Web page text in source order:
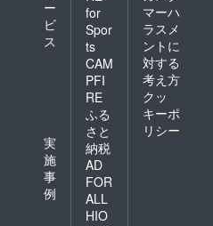
の限定
公開の
URL、
お手紙
の内容
を無断
で転
載・公
開する
ことは
ー
ビ
ス
実
施
事
例
for
Spor
ts
CAM
PFI
RE
ふる
さと
納税
AD
FOR
ALL
HIO
マーハ
ラスメ
ントに
対する
考え方
クッ
キーポ
リシー